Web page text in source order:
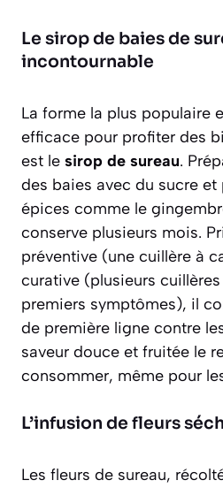
Le sirop de baies de
incontournable
La forme la plus populaire
efficace pour profiter des
est le sirop de sureau.
des baies avec du sucre et
épices comme le
conserve plusieurs mois.
préventive (une cuillère à
curative (plusieurs
premiers symptômes), il
de première ligne contre
saveur douce et fruitée le
consommer, même pour
L’infusion de fleurs
Les fleurs de sureau,